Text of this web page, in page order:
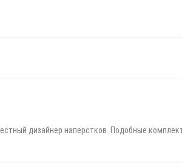
дизайнер наперстков. Подобные